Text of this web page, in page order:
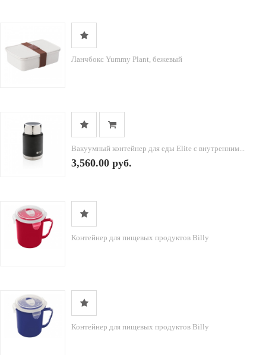
Ланчбокс Yummy Plant, бежевый
Вакуумный контейнер для еды Elite с внутренним...
3,560.00 руб.
Контейнер для пищевых продуктов Billy
Контейнер для пищевых продуктов Billy